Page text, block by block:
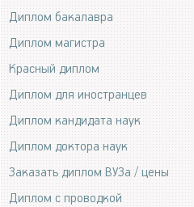
Диплом бакалавра
Диплом магистра
Красный диплом
Диплом для иностранцев
Диплом кандидата наук
Диплом доктора наук
Заказать диплом ВУЗа / цены
Диплом с проводкой